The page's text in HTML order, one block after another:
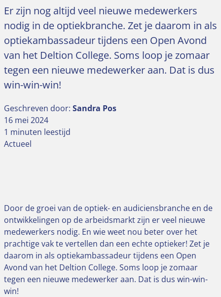
Er zijn nog altijd veel nieuwe medewerkers
nodig in de optiekbranche. Zet je daarom in als
optiekambassadeur tijdens een Open Avond
van het Deltion College. Soms loop je zomaar
tegen een nieuwe medewerker aan. Dat is dus
win-win-win!
Geschreven door: Sandra Pos
16 mei 2024
1 minuten leestijd
Actueel
Door de groei van de optiek- en audiciensbranche en de
ontwikkelingen op de arbeidsmarkt zijn er veel nieuwe
medewerkers nodig. En wie weet nou beter over het
prachtige vak te vertellen dan een echte optieker! Zet je
daarom in als optiekambassadeur tijdens een Open
Avond van het Deltion College. Soms loop je zomaar
tegen een nieuwe medewerker aan. Dat is dus win-win-
win!